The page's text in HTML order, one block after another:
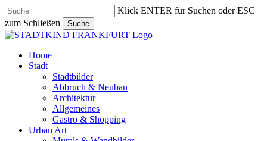
Skip
to
main
content
Klick ENTER für Suchen oder ESC
zum Schließen
Suche
Close
search
Menu
Home
Stadt
Stadtbilder
Abbruch & Neubau
Architektur
Allgemeines
Gastro & Shopping
Urban Art